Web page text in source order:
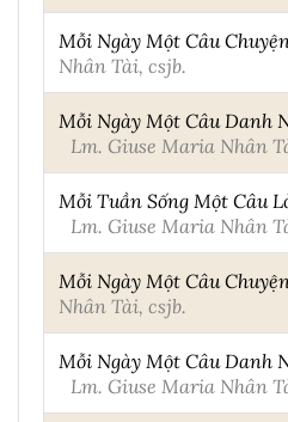
Mỗi Ngày Một Câu
Nhân Tài, csjb.
Mỗi Ngày Một Câu Danh
Lm. Giuse Maria Nhân
Mỗi Tuần Sống Một Câu
Lm. Giuse Maria Nhân
Mỗi Ngày Một Câu
Nhân Tài, csjb.
Mỗi Ngày Một Câu Danh
Lm. Giuse Maria Nhân